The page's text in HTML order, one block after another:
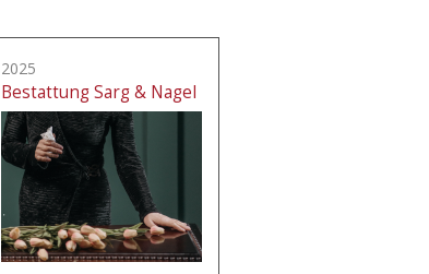
2025
Bestattung Sarg & Nagel